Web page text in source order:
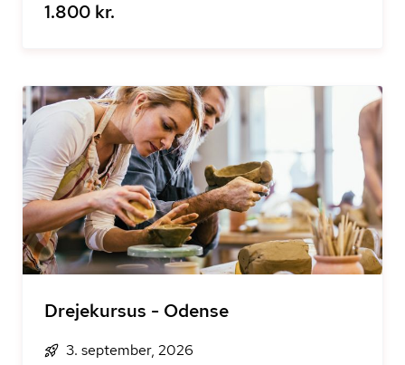
1.800 kr.
Drejekursus - Odense
3. september, 2026